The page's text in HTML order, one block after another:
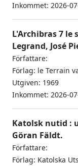
Inkommet: 2026-
L'Archibras 7 le
Legrand, José
Författare:
Förlag: le Terrain
Utgiven: 1969
Inkommet: 2026-
Katolsk nutid :
Göran Fäldt.
Författare:
Förlag: Katolska